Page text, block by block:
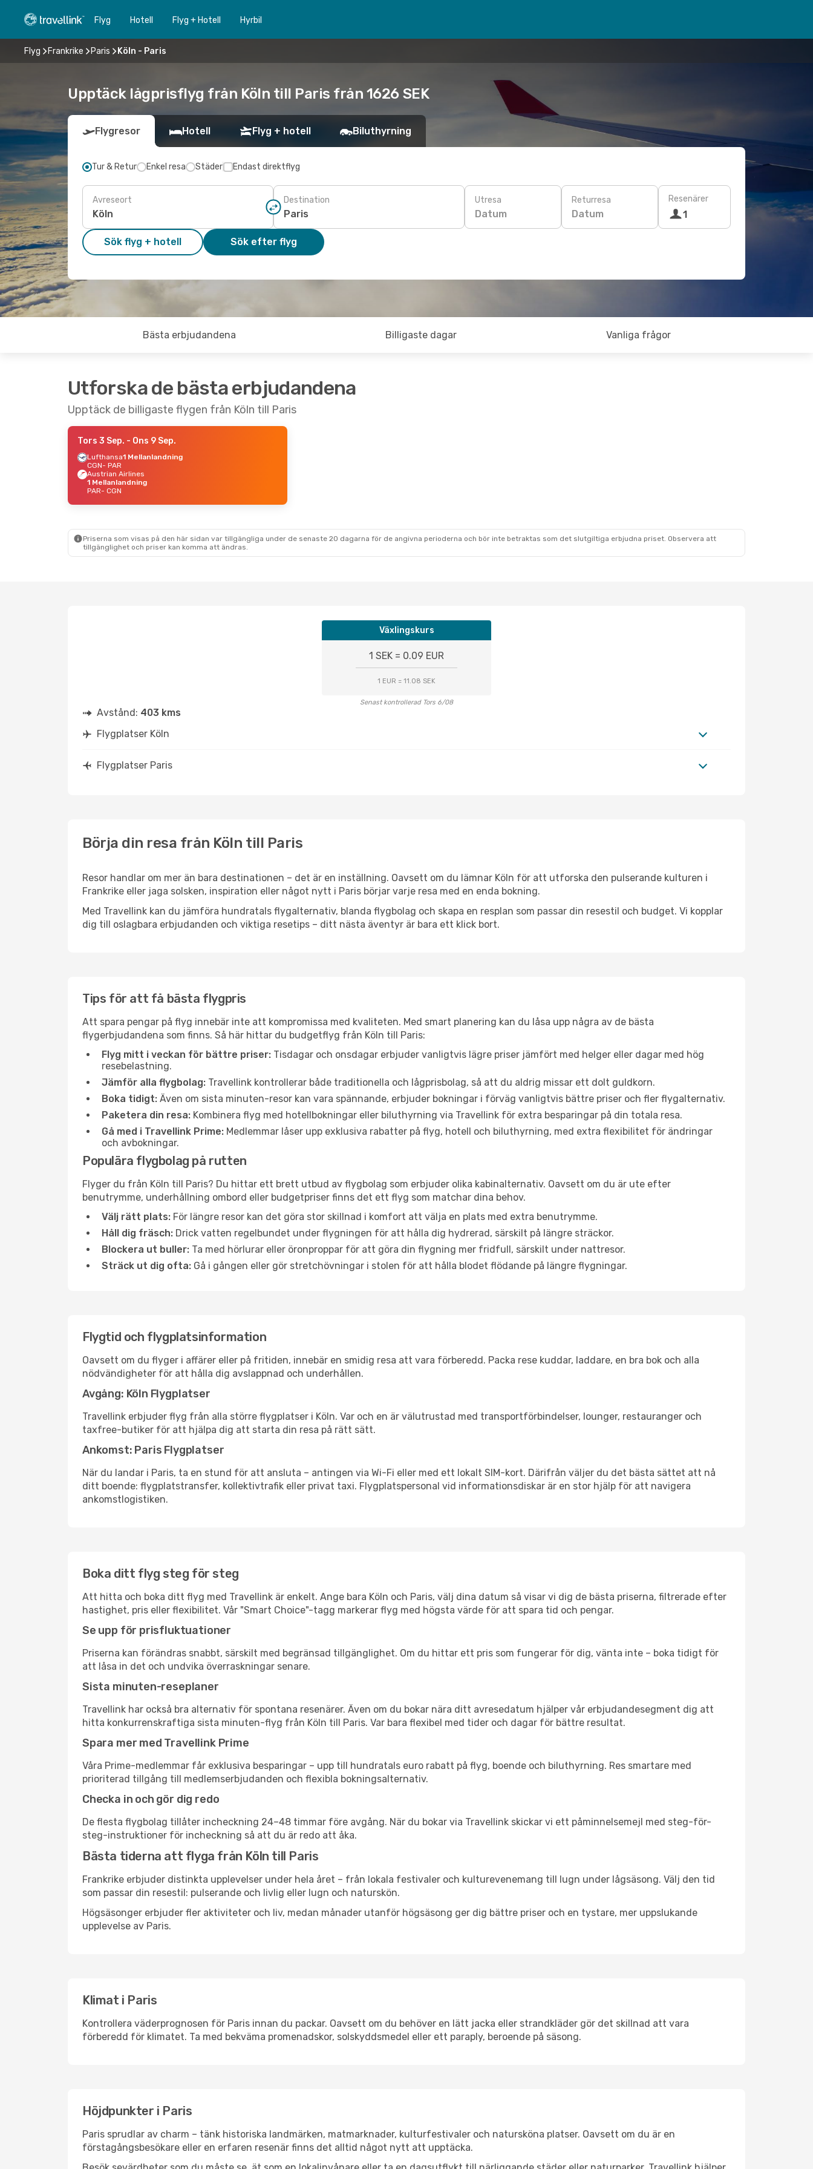
Flyg Hotell Flyg + Hotell Hyrbil
Flyg Frankrike Paris Köln - Paris
Upptäck lågprisflyg från Köln till Paris från 1626 SEK
Flygresor Hotell Flyg + hotell Biluthyrning
Tur & Retur Enkel resa Städer Endast direktflyg
Avreseort Destination Utresa
Datum
Returresa
Datum
Resenärer
1
Sök flyg + hotell Sök efter flyg
Bästa erbjudandena Billigaste dagar Vanliga frågor
Utforska de bästa erbjudandena
Upptäck de billigaste flygen från Köln till Paris
Tors 3 Sep. - Ons 9 Sep.
Lufthansa1 Mellanlandning
CGN- PAR
Austrian Airlines
1 Mellanlandning
PAR- CGN
Priserna som visas på den här sidan var tillgängliga under de senaste 20 dagarna för de angivna perioderna och bör inte betraktas som det slutgiltiga erbjudna priset. Observera att
tillgänglighet och priser kan komma att ändras.
Växlingskurs
1 SEK = 0.09 EUR
1 EUR = 11.08 SEK
Senast kontrollerad Tors 6/08
Avstånd: 403 kms
Flygplatser Köln
Flygplatser Paris
Börja din resa från Köln till Paris
Resor handlar om mer än bara destinationen – det är en inställning. Oavsett om du lämnar Köln för att utforska den pulserande kulturen i
Frankrike eller jaga solsken, inspiration eller något nytt i Paris börjar varje resa med en enda bokning.
Med Travellink kan du jämföra hundratals flygalternativ, blanda flygbolag och skapa en resplan som passar din resestil och budget. Vi kopplar
dig till oslagbara erbjudanden och viktiga resetips – ditt nästa äventyr är bara ett klick bort.
Tips för att få bästa flygpris
Att spara pengar på flyg innebär inte att kompromissa med kvaliteten. Med smart planering kan du låsa upp några av de bästa
flygerbjudandena som finns. Så här hittar du budgetflyg från Köln till Paris:
Flyg mitt i veckan för bättre priser: Tisdagar och onsdagar erbjuder vanligtvis lägre priser jämfört med helger eller dagar med hög
resebelastning.
Jämför alla flygbolag: Travellink kontrollerar både traditionella och lågprisbolag, så att du aldrig missar ett dolt guldkorn.
Boka tidigt: Även om sista minuten-resor kan vara spännande, erbjuder bokningar i förväg vanligtvis bättre priser och fler flygalternativ.
Paketera din resa: Kombinera flyg med hotellbokningar eller biluthyrning via Travellink för extra besparingar på din totala resa.
Gå med i Travellink Prime: Medlemmar låser upp exklusiva rabatter på flyg, hotell och biluthyrning, med extra flexibilitet för ändringar
och avbokningar.
Populära flygbolag på rutten
Flyger du från Köln till Paris? Du hittar ett brett utbud av flygbolag som erbjuder olika kabinalternativ. Oavsett om du är ute efter
benutrymme, underhållning ombord eller budgetpriser finns det ett flyg som matchar dina behov.
Välj rätt plats: För längre resor kan det göra stor skillnad i komfort att välja en plats med extra benutrymme.
Håll dig fräsch: Drick vatten regelbundet under flygningen för att hålla dig hydrerad, särskilt på längre sträckor.
Blockera ut buller: Ta med hörlurar eller öronproppar för att göra din flygning mer fridfull, särskilt under nattresor.
Sträck ut dig ofta: Gå i gången eller gör stretchövningar i stolen för att hålla blodet flödande på längre flygningar.
Flygtid och flygplatsinformation
Oavsett om du flyger i affärer eller på fritiden, innebär en smidig resa att vara förberedd. Packa rese kuddar, laddare, en bra bok och alla
nödvändigheter för att hålla dig avslappnad och underhållen.
Avgång: Köln Flygplatser
Travellink erbjuder flyg från alla större flygplatser i Köln. Var och en är välutrustad med transportförbindelser, lounger, restauranger och
taxfree-butiker för att hjälpa dig att starta din resa på rätt sätt.
Ankomst: Paris Flygplatser
När du landar i Paris, ta en stund för att ansluta – antingen via Wi-Fi eller med ett lokalt SIM-kort. Därifrån väljer du det bästa sättet att nå
ditt boende: flygplatstransfer, kollektivtrafik eller privat taxi. Flygplatspersonal vid informationsdiskar är en stor hjälp för att navigera
ankomstlogistiken.
Boka ditt flyg steg för steg
Att hitta och boka ditt flyg med Travellink är enkelt. Ange bara Köln och Paris, välj dina datum så visar vi dig de bästa priserna, filtrerade efter
hastighet, pris eller flexibilitet. Vår "Smart Choice"-tagg markerar flyg med högsta värde för att spara tid och pengar.
Se upp för prisfluktuationer
Priserna kan förändras snabbt, särskilt med begränsad tillgänglighet. Om du hittar ett pris som fungerar för dig, vänta inte – boka tidigt för
att låsa in det och undvika överraskningar senare.
Sista minuten-reseplaner
Travellink har också bra alternativ för spontana resenärer. Även om du bokar nära ditt avresedatum hjälper vår erbjudandesegment dig att
hitta konkurrenskraftiga sista minuten-flyg från Köln till Paris. Var bara flexibel med tider och dagar för bättre resultat.
Spara mer med Travellink Prime
Våra Prime-medlemmar får exklusiva besparingar – upp till hundratals euro rabatt på flyg, boende och biluthyrning. Res smartare med
prioriterad tillgång till medlemserbjudanden och flexibla bokningsalternativ.
Checka in och gör dig redo
De flesta flygbolag tillåter incheckning 24–48 timmar före avgång. När du bokar via Travellink skickar vi ett påminnelsemejl med steg-för-
steg-instruktioner för incheckning så att du är redo att åka.
Bästa tiderna att flyga från Köln till Paris
Frankrike erbjuder distinkta upplevelser under hela året – från lokala festivaler och kulturevenemang till lugn under lågsäsong. Välj den tid
som passar din resestil: pulserande och livlig eller lugn och naturskön.
Högsäsonger erbjuder fler aktiviteter och liv, medan månader utanför högsäsong ger dig bättre priser och en tystare, mer uppslukande
upplevelse av Paris.
Klimat i Paris
Kontrollera väderprognosen för Paris innan du packar. Oavsett om du behöver en lätt jacka eller strandkläder gör det skillnad att vara
förberedd för klimatet. Ta med bekväma promenadskor, solskyddsmedel eller ett paraply, beroende på säsong.
Höjdpunkter i Paris
Paris sprudlar av charm – tänk historiska landmärken, matmarknader, kulturfestivaler och natursköna platser. Oavsett om du är en
förstagångsbesökare eller en erfaren resenär finns det alltid något nytt att upptäcka.